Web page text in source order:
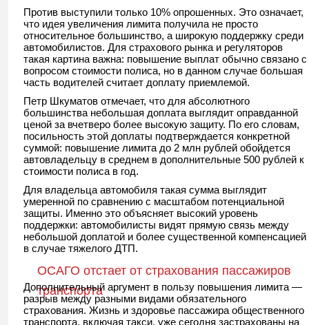
Против выступили только 10% опрошенных. Это означает,
что идея увеличения лимита получила не просто
относительное большинство, а широкую поддержку среди
автомобилистов. Для страхового рынка и регуляторов
такая картина важна: повышение выплат обычно связано с
вопросом стоимости полиса, но в данном случае большая
часть водителей считает доплату приемлемой.
Петр Шкуматов отмечает, что для абсолютного
большинства небольшая доплата выглядит оправданной
ценой за вчетверо более высокую защиту. По его словам,
посильность этой доплаты подтверждается конкретной
суммой: повышение лимита до 2 млн рублей обойдется
автовладельцу в среднем в дополнительные 500 рублей к
стоимости полиса в год.
Для владельца автомобиля такая сумма выглядит
умеренной по сравнению с масштабом потенциальной
защиты. Именно это объясняет высокий уровень
поддержки: автомобилисты видят прямую связь между
небольшой доплатой и более существенной компенсацией
в случае тяжелого ДТП.
ОСАГО отстает от страхования пассажиров
транспорта
Дополнительный аргумент в пользу повышения лимита —
разрыв между разными видами обязательного
страхования. Жизнь и здоровье пассажира общественного
транспорта, включая такси, уже сегодня застрахованы на